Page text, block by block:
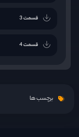
قسمت 3
قسمت 4
برچسب ها